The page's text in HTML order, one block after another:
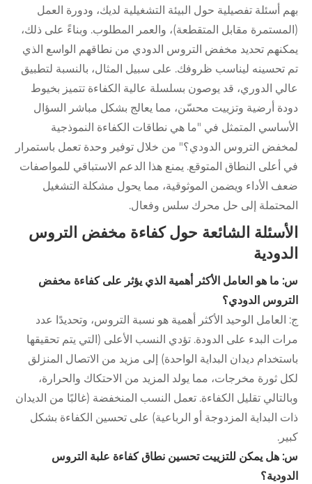
بهم أسئلة تفصيلية حول البيئة التشغيلية لديك، ودورة العمل
(المستمرة مقابل المتقطعة)، والعمر المطلوب. وبناءً على ذلك،
يمكنهم تحديد مخفض التروس الدودي من نطاقهم الواسع الذي
تم تحسينه ليناسب ظروفك. على سبيل المثال، بالنسبة لتطبيق
عالي الدوري، قد يوصون بسلسلة عالية الكفاءة تتميز بخيوط
دودة أرضية وتزييت محسّن، مما يعالج بشكل مباشر السؤال
الأساسي المتمثل في "ما هي نطاقات الكفاءة النموذجية
لمخفض التروس الدودي؟" من خلال توفير وحدة تعمل باستمرار
في أعلى النطاق المتوقع. يمنع هذا الدعم الاستباقي للمواصفات
ضعف الأداء ويضمن الموثوقية، مما يحول مشكلة التشغيل
المحتملة إلى حل محرك سلس وفعال.
الأسئلة الشائعة حول كفاءة مخفض التروس
الدودية
س: ما هو العامل الأكثر أهمية الذي يؤثر على كفاءة مخفض
التروس الدودي؟
ج: العامل الوحيد الأكثر أهمية هو نسبة التروس، وتحديدًا عدد
مرات البدء على الدودة. تؤدي النسب الأعلى (التي يتم تحقيقها
باستخدام ديدان البداية الواحدة) إلى مزيد من الاتصال المنزلق
لكل ثورة مخرجات، مما يولد المزيد من الاحتكاك والحرارة،
وبالتالي تقليل الكفاءة. تعمل النسب المنخفضة (غالبًا من الديدان
ذات البداية المزدوجة أو الرباعية) على تحسين الكفاءة بشكل
كبير.
س: هل يمكن للتزييت تحسين نطاق كفاءة علبة التروس
الدودية؟